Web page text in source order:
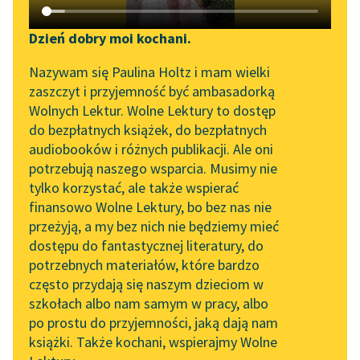
Katalog DAISY
Podkasty o książkach
Zgłoś brak utworu
Aktualności
Zapraszamy na spotkanie
online z tłumaczkami
literatury skandynawskiej
Spotkanie z Katarzyną
Tunkiel w Oslo
Wolne Lektury na 32.
Pol’and’Rock Festivalu
„Kochanek Lady
Chatterley” do słuchania
na Wolnych Lekturach
Nowy audiobook –
Narzędzia
Mapa Wolnych Lektur
Leśmianator
Przewodnik dla piszących i
czytających
API
OAI-PMH
Widget Wolnych Lektur
Przypisy
Dzień dobry moi kochani.
Nazywam się Paulina Holtz i mam wielki
zaszczyt i przyjemność być ambasadorką
Wolnych Lektur. Wolne Lektury to dostęp
do bezpłatnych książek, do bezpłatnych
audiobooków i różnych publikacji. Ale oni
potrzebują naszego wsparcia. Musimy nie
tylko korzystać, ale także wspierać
finansowo Wolne Lektury, bo bez nas nie
przeżyją, a my bez nich nie będziemy mieć
dostępu do fantastycznej literatury, do
potrzebnych materiałów, które bardzo
często przydają się naszym dzieciom w
szkołach albo nam samym w pracy, albo
po prostu do przyjemności, jaką dają nam
książki. Także kochani, wspierajmy Wolne
Pieśń✖ Liryka✖
Sortuj:
Pieśń Ludwik Ksawery Pomian-Łubiński